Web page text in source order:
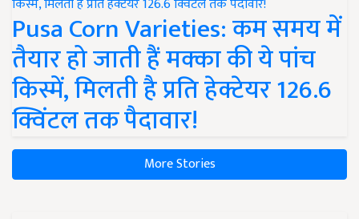
Pusa Corn Varieties: कम समय में
तैयार हो जाती हैं मक्का की ये पांच
किस्में, मिलती है प्रति हेक्टेयर 126.6
क्विंटल तक पैदावार!
More Stories